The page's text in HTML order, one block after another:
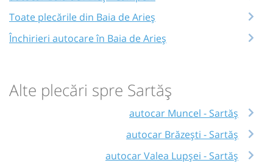
Toate plecările din Baia de Arieș
Închirieri autocare în Baia de Arieș
Alte plecări spre Sartăș
autocar Muncel - Sartăș
autocar Brăzești - Sartăș
autocar Valea Lupșei - Sartăș